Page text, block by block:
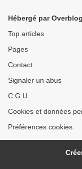
Hébergé par Overblog
Top articles
Pages
Contact
Signaler un abus
C.G.U.
Cookies et données
Préférences cookies